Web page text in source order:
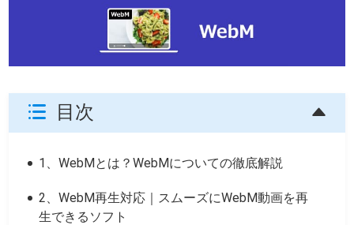
目次
1、WebMとは？WebMについての徹底解説
2、WebM再生対応｜スムーズにWebM動画を再
生できるソフト